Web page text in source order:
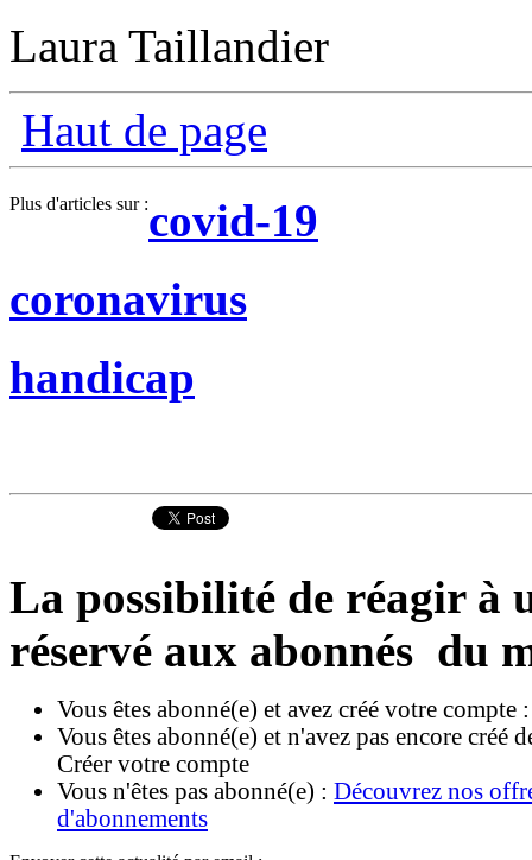
Laura Taillandier
Haut de page
Plus d'articles sur :covid-19
coronavirus
handicap
La possibilité de réagir à
réservé aux abonnés du
Vous êtes abonné(e) et avez créé votre compte
Vous êtes abonné(e) et n'avez pas encore créé
Créer votre compte
Vous n'êtes pas abonné(e) : Découvrez nos
d'abonnements